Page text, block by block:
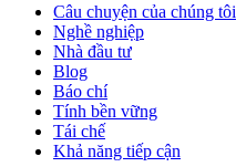
Câu chuyện của chúng tôi
Nghề nghiệp
Nhà đầu tư
Blog
Báo chí
Tính bền vững
Tái chế
Khả năng tiếp cận